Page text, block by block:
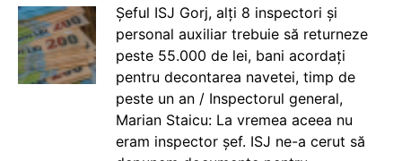
Șeful ISJ Gorj, alți 8 inspectori și
personal auxiliar trebuie să returneze
peste 55.000 de lei, bani acordați
pentru decontarea navetei, timp de
peste un an / Inspectorul general,
Marian Staicu: La vremea aceea nu
eram inspector șef. ISJ ne-a cerut să